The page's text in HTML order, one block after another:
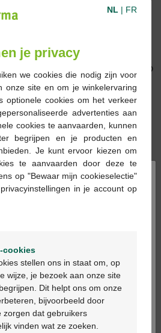
Lipactin gel 3g
13,19 €
Compeed patch
9,92 €
×
Bienvenue
in het nederlands
en français
NL | FR
je privacy
we cookies die nodig zijn voor
onze site en om je winkelervaring
optionele cookies om het verkeer
advertenties aan
cookies te aanvaarden, kunnen
begrijpen en je producten en
Je kunt ervoor kiezen om
te aanvaarden door deze te
op "Bewaar mijn cookieselectie"
in je account op
cookies
stellen ons in staat om, op
wijze, je bezoek aan onze site
Dit helpt ons om onze
bijvoorbeeld door
zorgen dat gebruikers
vinden wat ze zoeken.